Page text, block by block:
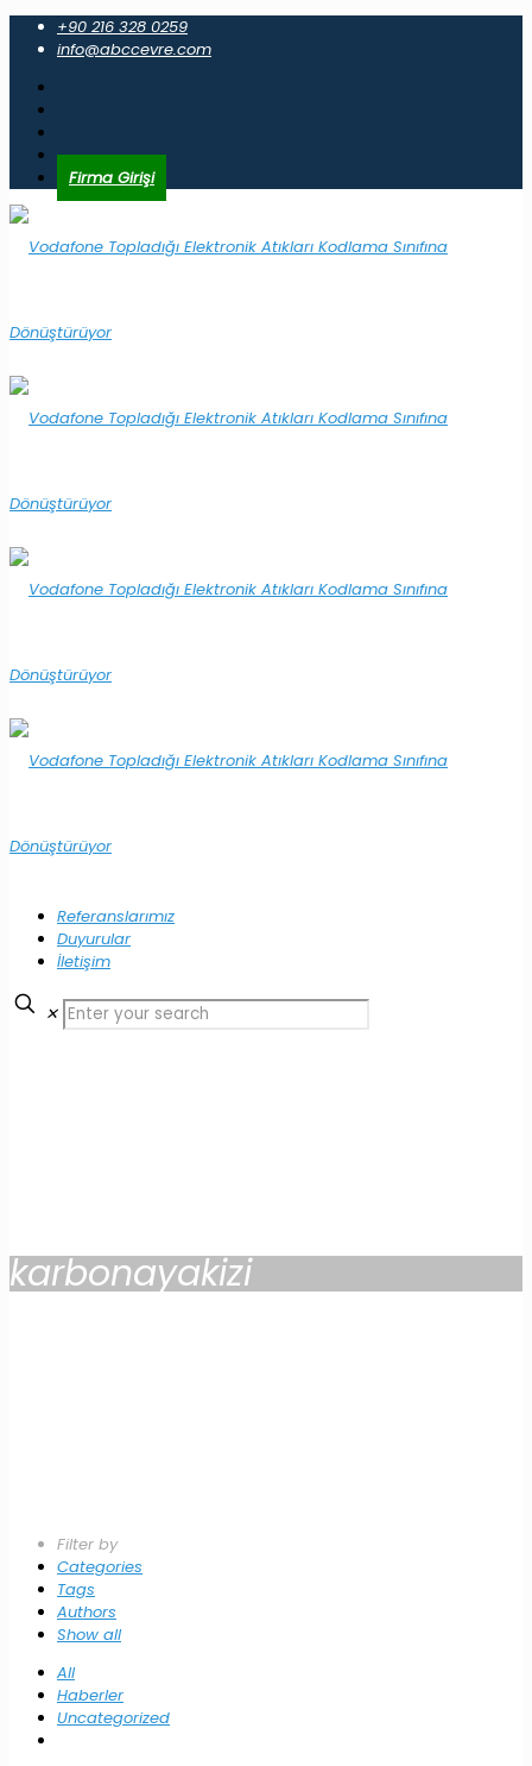
+90 216 328 0259
info@abccevre.com
Firma Girişi
Referanslarımız
Duyurular
İletişim
✕
karbonayakizi
Filter by
Categories
Tags
Authors
Show all
All
Haberler
Uncategorized